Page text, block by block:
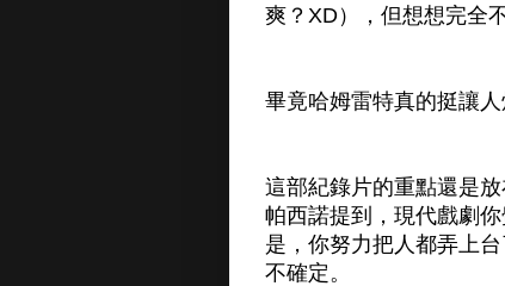
爽？XD），但想想完全
畢竟哈姆雷特真的挺讓人
這部紀錄片的重點還是
帕西諾提到，現代戲劇
是，你努力把人都弄上
不確定。